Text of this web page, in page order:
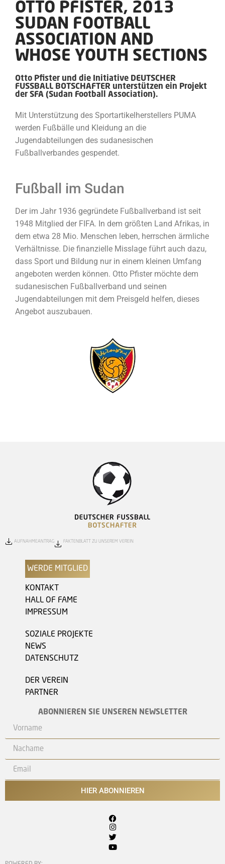
OTTO PFISTER, 2013
SUDAN FOOTBALL
ASSOCIATION AND
WHOSE YOUTH SECTIONS
Otto Pfister und die Initiative DEUTSCHER
FUSSBALL BOTSCHAFTER unterstützen ein Projekt
der SFA (Sudan Football Association).
Mit Unterstützung des Sportartikelherstellers PUMA
werden Fußbälle und Kleidung an die
Jugendabteilungen des sudanesischen
Fußballverbandes gespendet.
Fußball im Sudan
Der im Jahr 1936 gegründete Fußballverband ist seit
1948 Mitglied der FIFA. In dem größten Land Afrikas, in
dem etwa 28 Mio. Menschen leben, herrschen ärmliche
Verhältnisse. Die finanzielle Misslage führt auch dazu,
dass Sport und Bildung nur in einem kleinen Umfang
angeboten werden können. Otto Pfister möchte dem
sudanesischen Fußballverband und seinen
Jugendabteilungen mit dem Preisgeld helfen, dieses
Angebot auszubauen.
AUFNAHMEANTRAG FAKTENBLATT ZU UNSEREM VEREIN
WERDE MITGLIED
KONTAKT
HALL OF FAME
IMPRESSUM
SOZIALE PROJEKTE
NEWS
DATENSCHUTZ
DER VEREIN
PARTNER
ABONNIEREN SIE UNSEREN NEWSLETTER
HIER ABONNIEREN